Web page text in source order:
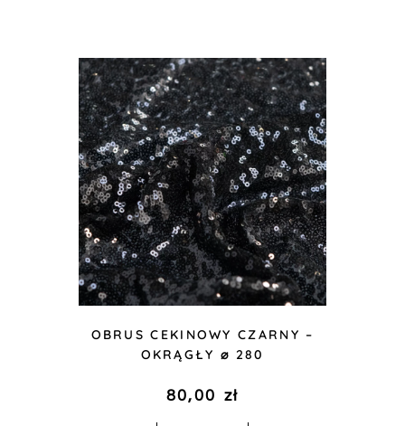
OBRUS CEKINOWY CZARNY –
OKRĄGŁY ⌀ 280
80,00 zł